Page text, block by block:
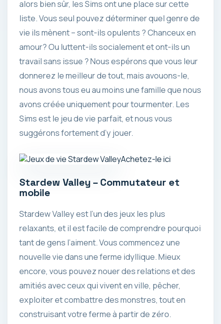
alors bien sûr, les Sims ont une place sur cette
liste. Vous seul pouvez déterminer quel genre de
vie ils mènent – ​​sont-ils opulents ? Chanceux en
amour? Ou luttent-ils socialement et ont-ils un
travail sans issue ? Nous espérons que vous leur
donnerez le meilleur de tout, mais avouons-le,
nous avons tous eu au moins une famille que nous
avons créée uniquement pour tourmenter. Les
Sims est le jeu de vie parfait, et nous vous
suggérons fortement d’y jouer.
Achetez-le ici
Stardew Valley – Commutateur et
mobile
Stardew Valley est l’un des jeux les plus
relaxants, et il est facile de comprendre pourquoi
tant de gens l’aiment. Vous commencez une
nouvelle vie dans une ferme idyllique. Mieux
encore, vous pouvez nouer des relations et des
amitiés avec ceux qui vivent en ville, pêcher,
exploiter et combattre des monstres, tout en
construisant votre ferme à partir de zéro.